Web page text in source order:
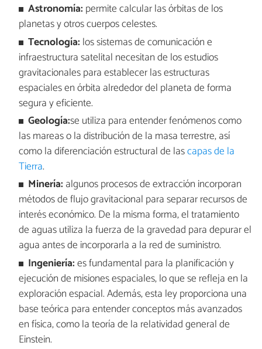
Astronomía: permite calcular las órbitas de los
planetas y otros cuerpos celestes.
Tecnología: los sistemas de comunicación e
infraestructura satelital necesitan de los estudios
gravitacionales para establecer las estructuras
espaciales en órbita alrededor del planeta de forma
segura y eficiente.
Geología:se utiliza para entender fenómenos como
las mareas o la distribución de la masa terrestre, así
como la diferenciación estructural de lascapas de la
Tierra.
Minería: algunos procesos de extracción incorporan
métodos de flujo gravitacional para separar recursos de
interés económico. De la misma forma, el tratamiento
de aguas utiliza la fuerza de la gravedad para depurar el
agua antes de incorporarla a la red de suministro.
Ingeniería:es fundamental para la planificación y
ejecución de misiones espaciales, lo que se refleja en la
exploración espacial. Además, esta ley proporciona una
base teórica para entender conceptos más avanzados
en física, como la teoría de la relatividad general de
Einstein.